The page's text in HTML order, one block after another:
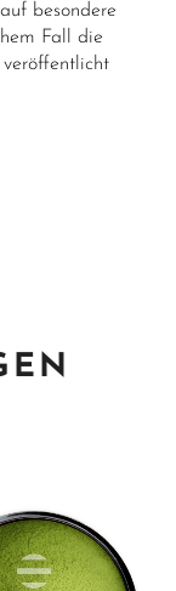
besondere
Fall die
veröffentlicht